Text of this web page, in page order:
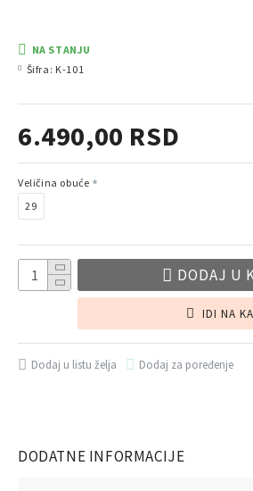
6.490,00 RSD
NA STANJU
Šifra: K-101
Veličina obuće
29
DODAJ U
IDI NA
Dodaj u listu želja Dodaj za poređenje
DODATNE INFORMACIJE